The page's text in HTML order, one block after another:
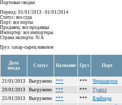
Портовые сводки
Период: 01/01/2013 - 01/01/2014
Статус: все суда
Порт: все порты
Продавец: все продавцы
Импортер: все импортеры
Страна экспорта: N/A
Груз: сахар-сырец навалом
Дата
ввода
Статус Название Груз Порт
21/01/2013 Выгружено *** *** Черноморск
29/01/2013
Выгружено *** *** Туапсе
25/01/2013
Выгружено *** *** Клайпеда